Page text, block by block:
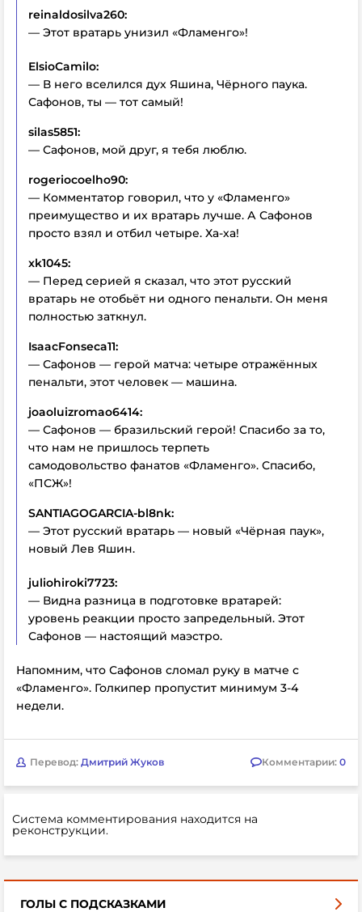
reinaldosilva260:
— Этот вратарь унизил «Фламенго»!
ElsioCamilo:
— В него вселился дух Яшина, Чёрного паука.
Сафонов, ты — тот самый!
silas5851:
— Сафонов, мой друг, я тебя люблю.
rogeriocoelho90:
— Комментатор говорил, что у «Фламенго»
преимущество и их вратарь лучше. А Сафонов
просто взял и отбил четыре. Ха-ха!
xk1045:
— Перед серией я сказал, что этот русский
вратарь не отобьёт ни одного пенальти. Он меня
полностью заткнул.
IsaacFonseca11:
— Сафонов — герой матча: четыре отражённых
пенальти, этот человек — машина.
joaoluizromao6414:
— Сафонов — бразильский герой! Спасибо за то,
что нам не пришлось терпеть
самодовольство фанатов «Фламенго». Спасибо,
«ПСЖ»!
SANTIAGOGARCIA-bl8nk:
— Этот русский вратарь — новый «Чёрная паук»,
новый Лев Яшин.
juliohiroki7723:
— Видна разница в подготовке вратарей:
уровень реакции просто запредельный. Этот
Сафонов — настоящий маэстро.
Напомним, что Сафонов сломал руку в матче с
«Фламенго». Голкипер пропустит минимум 3-4
недели.
Перевод: Дмитрий Жуков Комментарии: 0
Система комментирования находится на
реконструкции.
ГОЛЫ С ПОДСКАЗКАМИ